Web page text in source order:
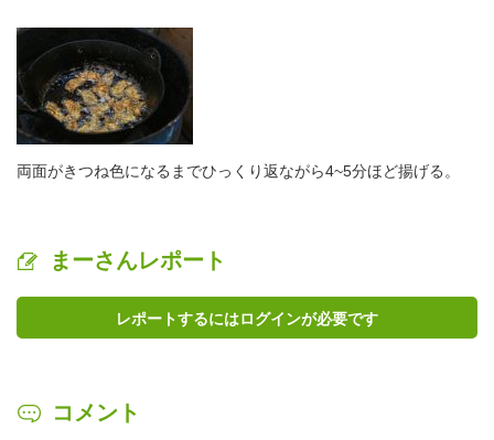
両面がきつね色になるまでひっくり返ながら4~5分ほど揚げる。
まーさんレポート
レポートするにはログインが必要です
コメント